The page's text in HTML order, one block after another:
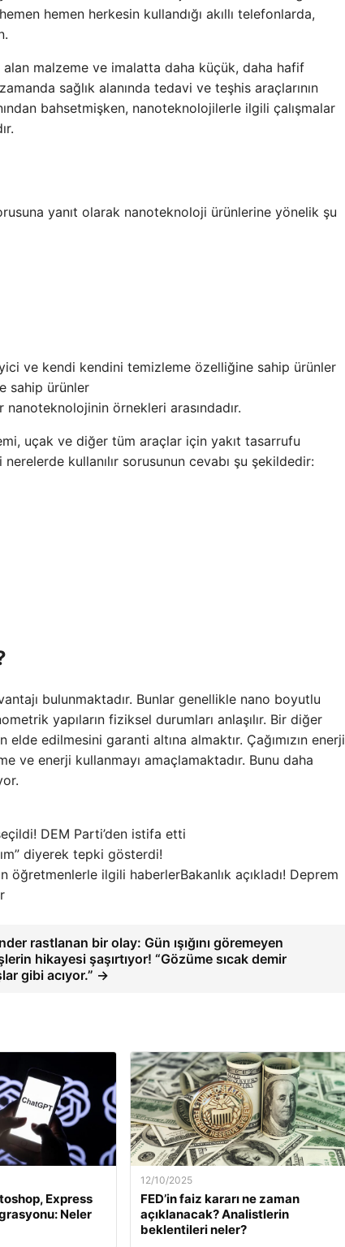
hemen herkesin kullandığı akıllı telefonlarda,
alan malzeme ve imalatta daha küçük, daha hafif
sağlık alanında tedavi ve teşhis araçlarının
bahsetmişken, nanoteknolojilerle ilgili çalışmalar
yanıt olarak nanoteknoloji ürünlerine yönelik şu
ve kendi kendini temizleme özelliğine sahip ürünler
sahip ürünler
örnekleri arasındadır.
uçak ve diğer tüm araçlar için yakıt tasarrufu
kullanılır sorusunun cevabı şu şekildedir:
bulunmaktadır. Bunlar genellikle nano boyutlu
yapıların fiziksel durumları anlaşılır. Bir diğer
edilmesini garanti altına almaktır. Çağımızın enerji
ve enerji kullanmayı amaçlamaktadır. Bunu daha
DEM Parti’den istifa etti
diyerek tepki gösterdi!
Bakanlık açıkladı! Deprem
rastlanan bir olay: Gün ışığını göremeyen
hikayesi şaşırtıyor! “Gözüme sıcak demir
gibi acıyor.” →
Express
Neler
12/10/2025
FED’in faiz kararı ne zaman
açıklanacak? Analistlerin
beklentileri neler?